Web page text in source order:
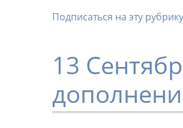
Подписаться на эту
13